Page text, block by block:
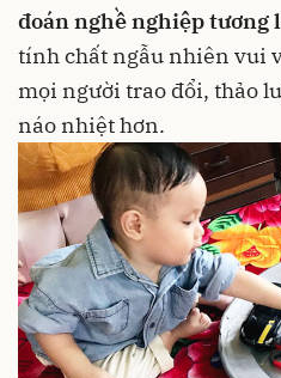
đoán nghề nghiệp tương
tính chất ngẫu nhiên vui
mọi người trao đổi, thảo
náo nhiệt hơn.